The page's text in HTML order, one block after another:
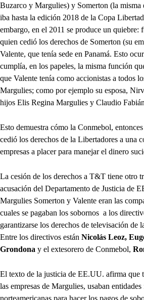
Buzarco y Margulies) y Somerton (la misma
iba hasta la edición 2018 de la Copa
embargo, en el 2011 se produce un quiebre:
quien cedió los derechos de Somerton (su
Valente, que tenía sede en Panamá. Esto
cumplía, en los papeles, la misma función
que Valente tenía como accionistas a todos
Margulies; como por ejemplo su esposa,
hijos Elis Regina Margulies y Claudio
Esto demuestra cómo la Conmebol,
cedió los derechos de la Libertadores a una
empresas a placer para manejar el dinero
La cesión de los derechos a T&T tiene otro
acusación del Departamento de Justicia de
Margulies Somerton y Valente eran las
cuales se pagaban los sobornos a los
garantizarse los derechos de televisación de
Entre los directivos están Nicolás Leoz,
Grondona y el extesorero de Conmebol,
El texto de la justicia de EE.UU. afirma que
las empresas de Margulies, usaban
norteamericanas para hacer los pagos de